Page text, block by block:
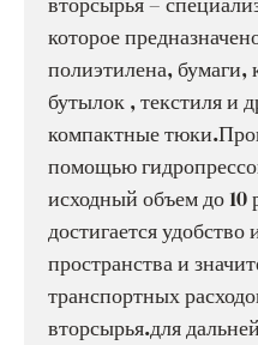
которое
полиэтилена, бумаги,
бутылок , текстиля и
компактные
помощью
исходный объем до 10
достигается
пространства и
транспортных
вторсырья.для